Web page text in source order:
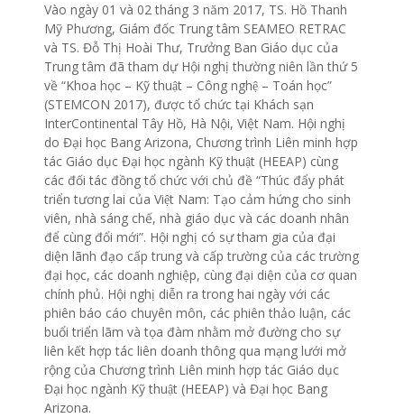
Vào ngày 01 và 02 tháng 3 năm 2017, TS. Hồ Thanh
Mỹ Phương, Giám đốc Trung tâm SEAMEO RETRAC
và TS. Đỗ Thị Hoài Thư, Trưởng Ban Giáo dục của
Trung tâm đã tham dự Hội nghị thường niên lần thứ 5
về “Khoa học – Kỹ thuật – Công nghệ – Toán học”
(STEMCON 2017), được tổ chức tại Khách sạn
InterContinental Tây Hồ, Hà Nội, Việt Nam. Hội nghị
do Đại học Bang Arizona, Chương trình Liên minh hợp
tác Giáo dục Đại học ngành Kỹ thuật (HEEAP) cùng
các đối tác đồng tổ chức với chủ đề “Thúc đẩy phát
triển tương lai của Việt Nam: Tạo cảm hứng cho sinh
viên, nhà sáng chế, nhà giáo dục và các doanh nhân
để cùng đổi mới”. Hội nghị có sự tham gia của đại
diện lãnh đạo cấp trung và cấp trường của các trường
đại học, các doanh nghiệp, cùng đại diện của cơ quan
chính phủ. Hội nghị diễn ra trong hai ngày với các
phiên báo cáo chuyên môn, các phiên thảo luận, các
buổi triển lãm và tọa đàm nhằm mở đường cho sự
liên kết hợp tác liên doanh thông qua mạng lưới mở
rộng của Chương trình Liên minh hợp tác Giáo dục
Đại học ngành Kỹ thuật (HEEAP) và Đại học Bang
Arizona.